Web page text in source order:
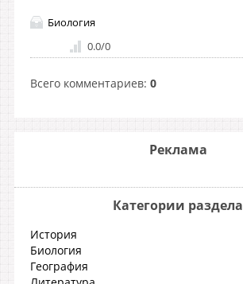
Биология
0.0/0
Всего комментариев: 0
Реклама
Категории раздела
История
Биология
География